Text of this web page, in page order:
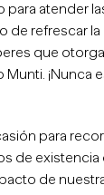
para atender
de refrescar
que
¡Nunca
para
de existencia
de